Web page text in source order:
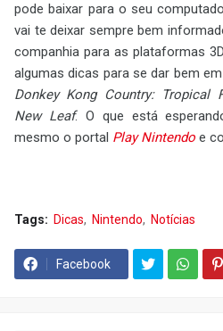
pode baixar para o seu
vai te deixar sempre bem
companhia para as plataformas
algumas dicas para se dar bem
Donkey Kong Country: Tropical
New Leaf. O que está
mesmo o portal Play Nintendo e
Tags: Dicas Nintendo Notícias
Facebook